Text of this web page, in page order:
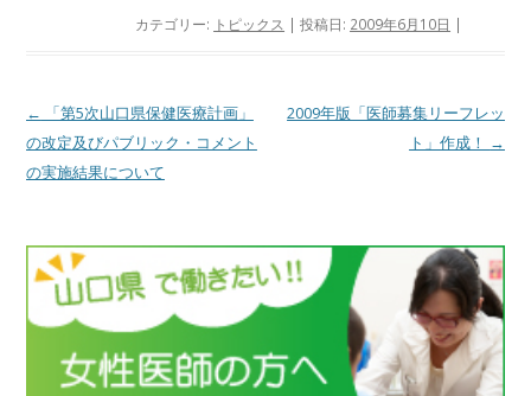
カテゴリー: トピックス | 投稿日: 2009年6月10日 |
投
稿
ナ
ョ
←
「第5次山口県保健医療計画」
の改定及びパブリック・コメント
の実施結果について
2009年版「医師募集リーフレッ
ト」作成！ →